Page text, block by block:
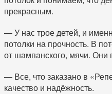
прекрасным.
— У нас трое детей, и
потолки на прочность. В
от шампанского, мячи. Они
— Все, что заказано в
качество и надёжность.